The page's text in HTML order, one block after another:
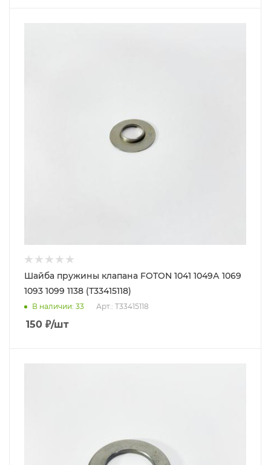
Шайба пружины клапана FOTON 1041 1049А 1069
1093 1099 1138 (Т33415118)
В наличии: 33 Арт.: Т33415118
150 ₽/шт